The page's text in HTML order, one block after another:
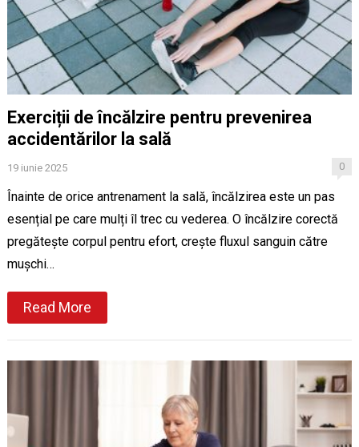
Exerciții de încălzire pentru prevenirea
accidentărilor la sală
19 iunie 2025 0
Înainte de orice antrenament la sală, încălzirea este un pas
esențial pe care mulți îl trec cu vederea. O încălzire corectă
pregătește corpul pentru efort, crește fluxul sanguin către
mușchi…
Read More